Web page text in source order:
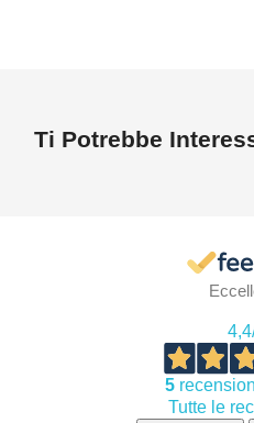
Ti Potrebbe
4,4
5
Tutte le